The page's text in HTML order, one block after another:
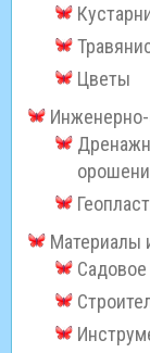
Цветы
Материалы